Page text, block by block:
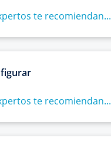
te recomiendan...
te recomiendan...